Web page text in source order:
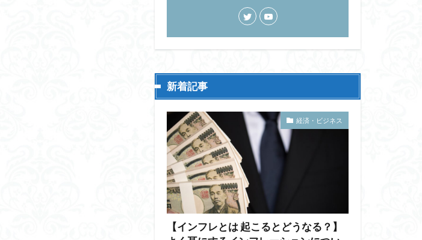
新着記事
経済・ビジネス
【インフレとは 起こるとどうなる？】